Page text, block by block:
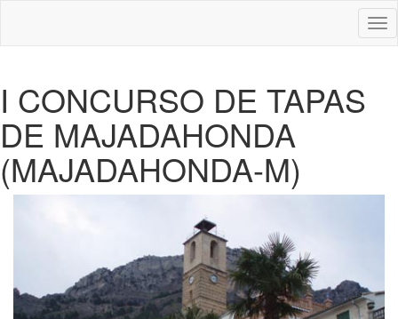
I CONCURSO DE TAPAS
DE MAJADAHONDA
(MAJADAHONDA-M)